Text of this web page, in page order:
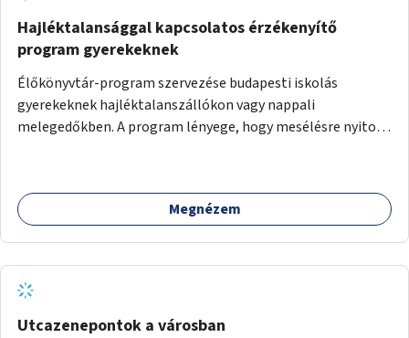
Hajléktalansággal kapcsolatos érzékenyítő
program gyerekeknek
Élőkönyvtár-program szervezése budapesti iskolás
gyerekeknek hajléktalanszállókon vagy nappali
melegedőkben. A program lényege, hogy mesélésre nyitott
szabadon választhatnak, hogy kihez szeretnének odamenni
beszélgetni, kérdéseket feltenni – ezáltal közvetlen
Megnézem
Utcazenepontok a városban